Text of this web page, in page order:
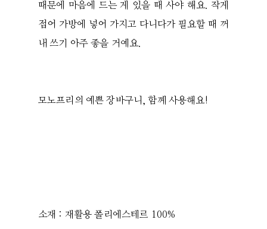
때문에 마음에 드는 게 있을 때 사야 해요. 작게
접어 가방에 넣어 가지고 다니다가 필요할 때 꺼
내 쓰기 아주 좋을 거예요.
모노프리의 예쁜 장바구니, 함께 사용해요!
소재 : 재활용 폴리에스테르 100%